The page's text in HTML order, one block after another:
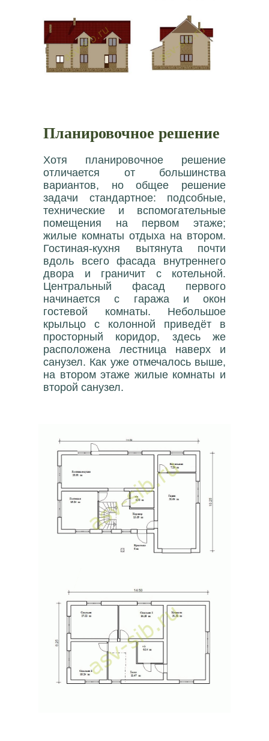
Планировочное решение
Хотя планировочное решение
отличается от большинства
вариантов, но общее решение
задачи стандартное: подсобные,
технические и вспомогательные
помещения на первом этаже;
жилые комнаты отдыха на втором.
Гостиная-кухня вытянута почти
вдоль всего фасада внутреннего
двора и граничит с котельной.
Центральный фасад первого
начинается с гаража и окон
гостевой комнаты. Небольшое
крыльцо с колонной приведёт в
просторный коридор, здесь же
расположена лестница наверх и
санузел. Как уже отмечалось выше,
на втором этаже жилые комнаты и
второй санузел.